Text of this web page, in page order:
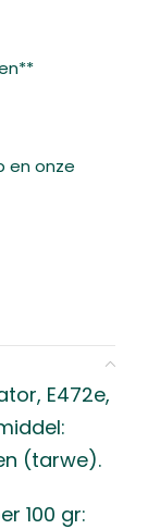
en onze
E472e,
(tarwe).
100 gr: